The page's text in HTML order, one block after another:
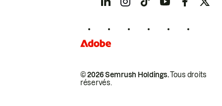
© 2026 Semrush Holdings.Tous droits
réservés.